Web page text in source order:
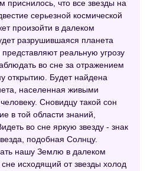
приснилось, что все звезды на
серьезной космической
произойти в далеком
разрушившаяся планета
реальную угрозу
во сне за отражением
открытию. Будет найдена
населенная живыми
Сновидцу такой сон
в той области знаний,
во сне яркую звезду - знак
подобная Солнцу.
нашу Землю в далеком
исходящий от звезды холод